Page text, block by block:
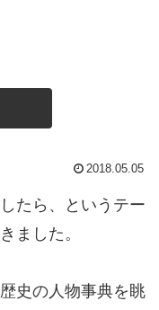
2018.05.05
たら、というテー
ました。
史の人物事典を眺